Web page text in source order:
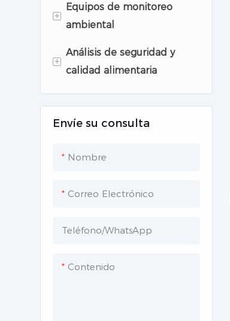
Detector de gas
+
Equipos de monitoreo
ambiental
Sistema de Monitoreo de
la Calidad del Aire
Monitor de agua
+
Análisis de seguridad y
calidad alimentaria
seguridad alimentaria
Instrumentos de
Envíe su consulta
Nombre
Correo Electrónico
Teléfono/WhatsApp
Contenido